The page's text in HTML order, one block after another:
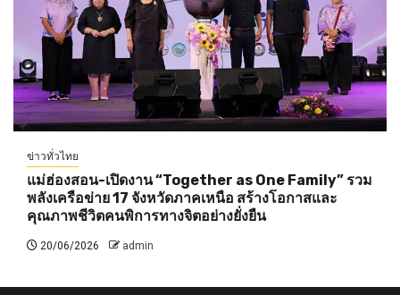
ข่าวทั่วไทย
แม่ฮ่องสอน-เปิดงาน “Together as One Family” รวม
พลังเครือข่าย 17 จังหวัดภาคเหนือ สร้างโอกาสและ
คุณภาพชีวิตคนพิการทางจิตอย่างยั่งยืน
20/06/2026 admin